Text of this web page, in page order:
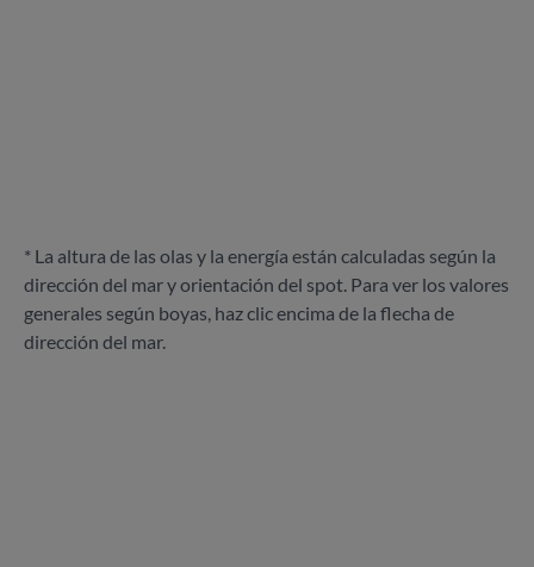
* La altura de las olas y la energía están calculadas según la
dirección del mar y orientación del spot. Para ver los valores
generales según boyas, haz clic encima de la flecha de
dirección del mar.